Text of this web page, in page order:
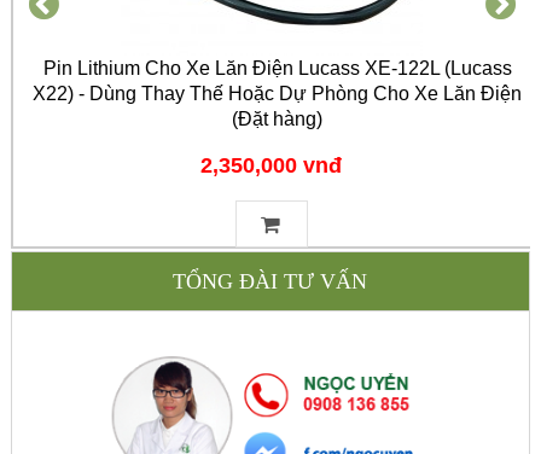
Pin Lithium Cho Xe Lăn Điện Lucass XE-122L (Lucass
X22) - Dùng Thay Thế Hoặc Dự Phòng Cho Xe Lăn Điện
(Đặt hàng)
2,350,000 vnđ
TỔNG ĐÀI TƯ VẤN